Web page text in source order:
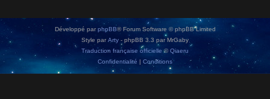
Développé par phpBB® Forum Software © phpBB Limited
Style parArty - phpBB 3.3 par MrGaby
Traduction française officielle ©Qiaeru
Confidentialité | Conditions